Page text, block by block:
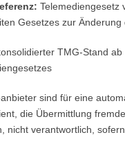
Telemediengesetz
Gesetzes zur
TMG-Stand
sind für eine
die Übermittlung
nicht verantwortlich,